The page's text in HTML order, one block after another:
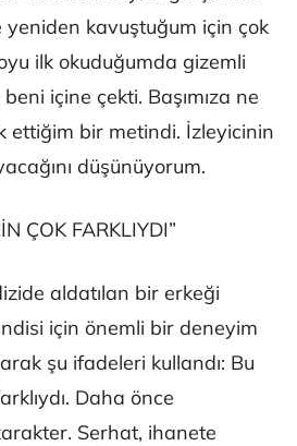
yeniden kavuştuğum için çok
ilk okuduğumda gizemli
beni içine çekti. Başımıza ne
ettiğim bir metindi. İzleyicinin
düşünüyorum.
ÇOK FARKLIYDI”
aldatılan bir erkeği
için önemli bir deneyim
şu ifadeleri kullandı: Bu
Daha önce
Serhat, ihanete